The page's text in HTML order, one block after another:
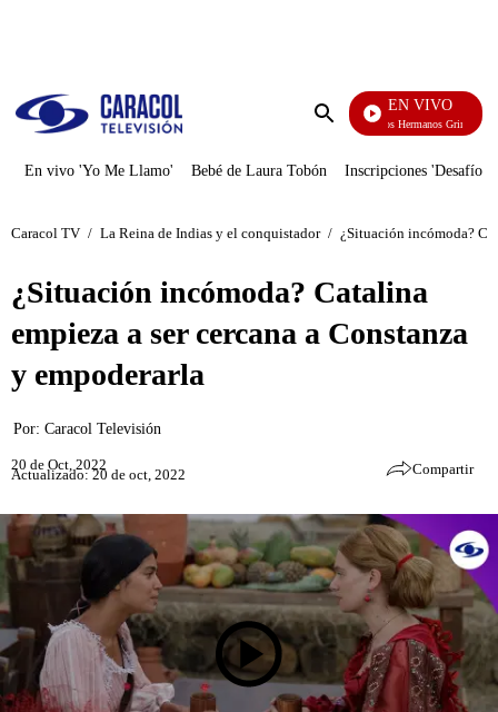
Enviar
EN VIVO
Cuentos De Los Hermanos Grimm
En vivo 'Yo Me Llamo' Bebé de Laura Tobón Inscripciones 'Desafío'
Caracol TV / La Reina de Indias y el conquistador / ¿Situación incómoda?
¿Situación incómoda? Catalina
empieza a ser cercana a Constanza
y empoderarla
Por: Caracol Televisión
20 de Oct, 2022
Actualizado: 20 de oct, 2022 Compartir